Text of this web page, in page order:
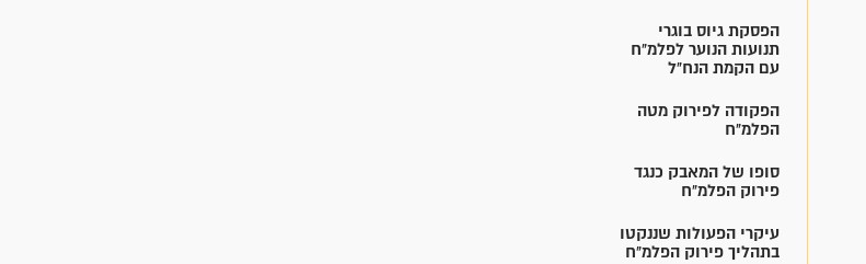
הפסקת גיוס בוגרי
תנועות הנוער לפלמ"ח
עם הקמת הנח"ל
הפקודה לפירוק מטה
הפלמ"ח
סופו של המאבק כנגד
פירוק הפלמ"ח
עיקרי הפעולות שננקטו
בתהליך פירוק הפלמ"ח